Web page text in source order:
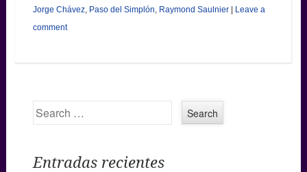
Jorge Chávez, Paso del Simplón Raymond Saulnier | Leave a
comment
Search
Entradas recientes